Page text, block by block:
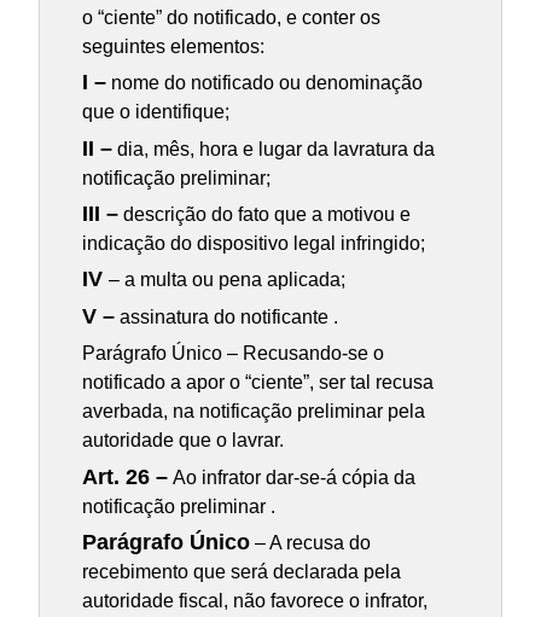
o “ciente” do notificado, e conter os
seguintes elementos:
I – nome do notificado ou denominação
que o identifique;
II – dia, mês, hora e lugar da lavratura da
notificação preliminar;
III – descrição do fato que a motivou e
indicação do dispositivo legal infringido;
IV– a multa ou pena aplicada;
V – assinatura do notificante .
Parágrafo Único – Recusando-se o
notificado a apor o “ciente”, ser tal recusa
averbada, na notificação preliminar pela
autoridade que o lavrar.
Art. 26 – Ao infrator dar-se-á cópia da
notificação preliminar .
Parágrafo Único – A recusa do
recebimento que será declarada pela
autoridade fiscal, não favorece o infrator,